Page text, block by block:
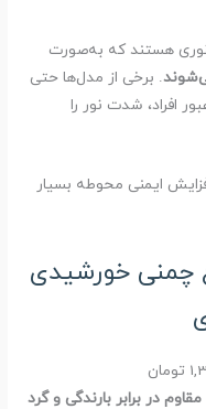
نوری هستند که به‌صورت
. برخی از مدل‌ها حتی
افراد، شدت نور را
ایمنی محوطه بسیار
چمنی خورشیدی
تومان
مقاوم در برابر بارندگی و گرد